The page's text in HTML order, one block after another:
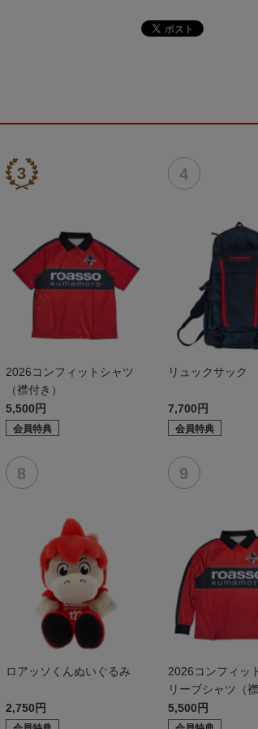
2026コンフィットシャツ
（襟付き）
5,500円
会員特典
リュックサック
7,700円
会員特典
ロアッソくんぬいぐるみ
2,750円
2026コンフィッ
リーブシャツ（
5,500円